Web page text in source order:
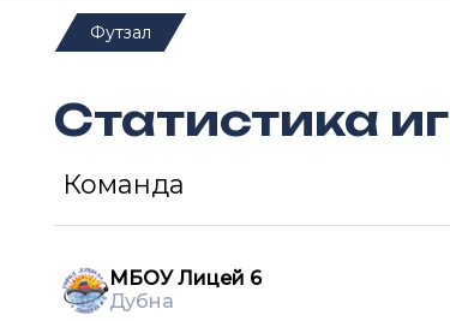
Футзал
Статистика
Команда
МБОУ Лицей 6
Дубна